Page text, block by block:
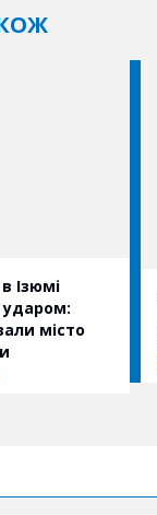
Ізюмі
ударом:
місто